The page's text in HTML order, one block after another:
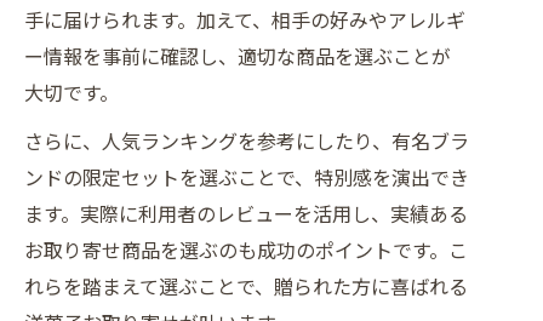
手に届けられます。加えて、相手の好みやアレルギ
ー情報を事前に確認し、適切な商品を選ぶことが
大切です。
さらに、人気ランキングを参考にしたり、有名ブラ
ンドの限定セットを選ぶことで、特別感を演出でき
ます。実際に利用者のレビューを活用し、実績ある
お取り寄せ商品を選ぶのも成功のポイントです。こ
れらを踏まえて選ぶことで、贈られた方に喜ばれる